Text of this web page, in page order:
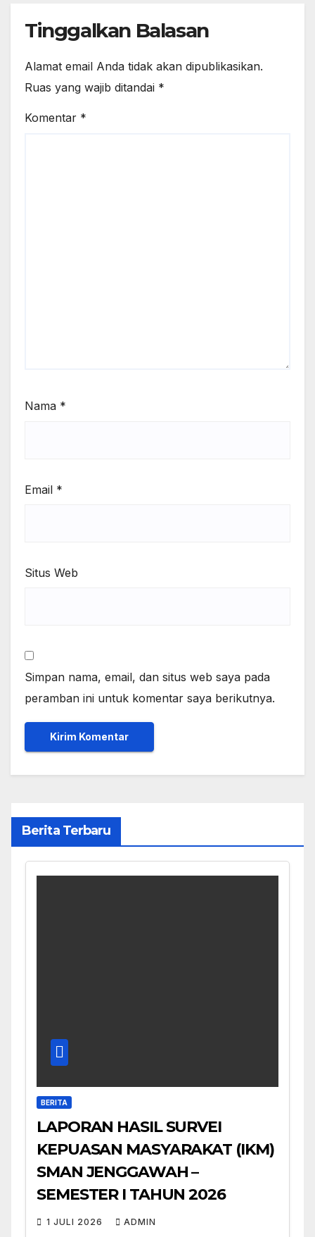
Tinggalkan Balasan
Alamat email Anda tidak akan dipublikasikan.
Ruas yang wajib ditandai *
Komentar *
Nama *
Email *
Situs Web
Simpan nama, email, dan situs web saya pada
peramban ini untuk komentar saya berikutnya.
Berita Terbaru
BERITA
LAPORAN HASIL SURVEI
KEPUASAN MASYARAKAT (IKM)
SMAN JENGGAWAH –
SEMESTER I TAHUN 2026
1 JULI 2026 ADMIN